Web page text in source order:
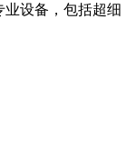
设备，包括超细